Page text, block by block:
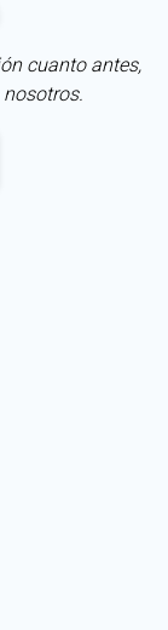
cuanto antes,